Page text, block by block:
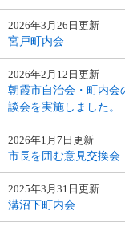
2026年3月26日更新
宮戸町内会
2026年2月12日更新
朝霞市自治会・町内会
談会を実施しました。
2026年1月7日更新
市長を囲む意見交換会
2025年3月31日更新
溝沼下町内会